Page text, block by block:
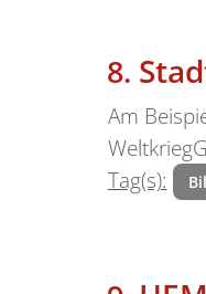
Am
Tag(s):